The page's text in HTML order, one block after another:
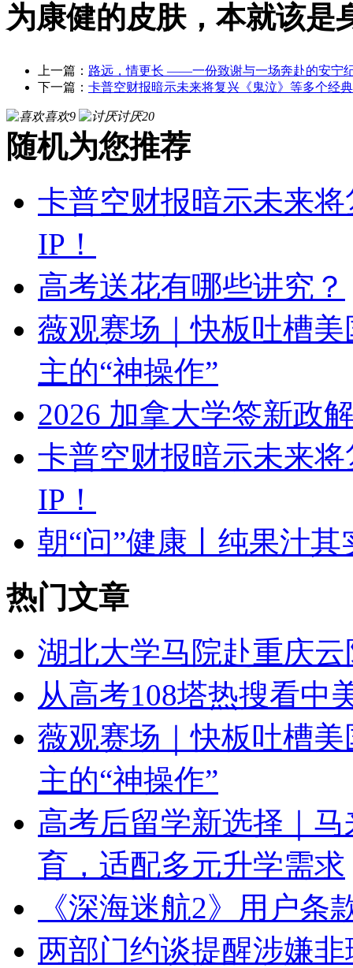
为康健的皮肤，本就该是
上一篇： 路远，情更长 ——一份致谢与一场奔赴的安宁
下一篇： 卡普空财报暗示未来将复兴《鬼泣》等多个经
喜欢9 讨厌20
随机为您推荐
卡普空财报暗示未来
IP！
高考送花有哪些讲究？
薇观赛场｜快板吐槽
主的“神操作”
2026 加拿大学签新政
卡普空财报暗示未来
IP！
朝“问”健康丨纯果汁
热门文章
湖北大学马院赴重庆
从高考108塔热搜看中
薇观赛场｜快板吐槽
主的“神操作”
高考后留学新选择｜
育，适配多元升学需求
《深海迷航2》用户
两部门约谈提醒涉嫌